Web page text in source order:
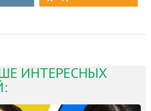
ИНТЕРЕСНЫХ